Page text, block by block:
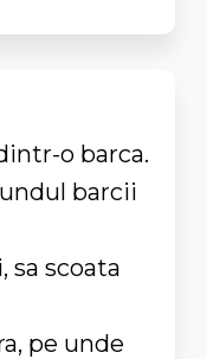
o barca.
barcii
sa scoata
pe unde